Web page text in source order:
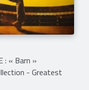
: « Barn »
- Greatest